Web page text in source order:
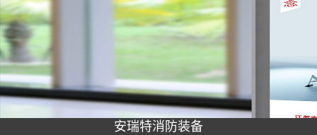
安瑞特消防装备